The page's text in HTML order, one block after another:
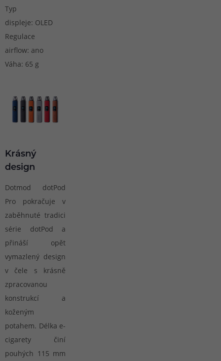
Typ
displeje: OLED
Regulace
airflow: ano
Váha: 65 g
Krásný
design
Dotmod dotPod
Pro pokračuje v
zaběhnuté tradici
série dotPod a
přináší opět
vymazlený design
v čele s krásně
zpracovanou
konstrukcí a
koženým
potahem. Délka e-
cigarety činí
pouhých 115 mm